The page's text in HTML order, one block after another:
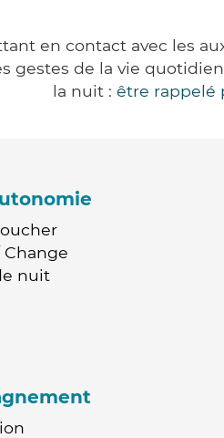
en contact avec les
gestes de la vie
la nuit : être rappelé
nuit